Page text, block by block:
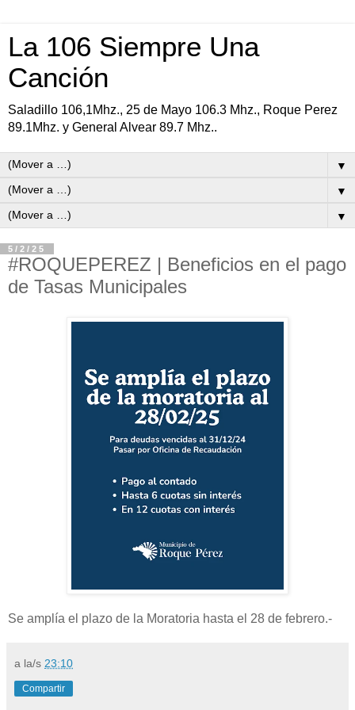
La 106 Siempre Una
Canción
Saladillo 106,1Mhz., 25 de Mayo 106.3 Mhz., Roque Perez
89.1Mhz. y General Alvear 89.7 Mhz..
▼
▼
▼
5/2/25
#ROQUEPEREZ | Beneficios en el pago
de Tasas Municipales
Se amplía el plazo de la Moratoria hasta el 28 de febrero.-
a la/s 23:10
Compartir